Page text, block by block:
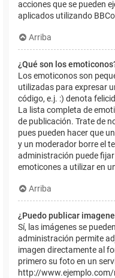
acciones que se pueden
aplicados utilizando
Arriba
¿Qué son los
Los emoticonos son
utilizadas para expresar
código, e.j. :) denota
La lista completa de
de publicación. Trate de
pues pueden hacer que
y un moderador borre el
administración puede
emoticones a utilizar en
Arriba
¿Puedo publicar
Sí, las imágenes se
administración permite
imagen directamente al
primero su foto en un
http://